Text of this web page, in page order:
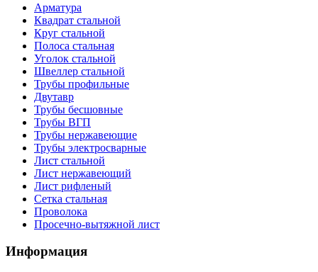
Арматура
Квадрат стальной
Круг стальной
Полоса стальная
Уголок стальной
Швеллер стальной
Трубы профильные
Двутавр
Трубы бесшовные
Трубы ВГП
Трубы нержавеющие
Трубы электросварные
Лист стальной
Лист нержавеющий
Лист рифленый
Сетка стальная
Проволока
Просечно-вытяжной лист
Информация